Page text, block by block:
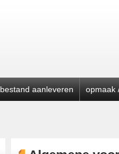
bestand aanleveren opmaak